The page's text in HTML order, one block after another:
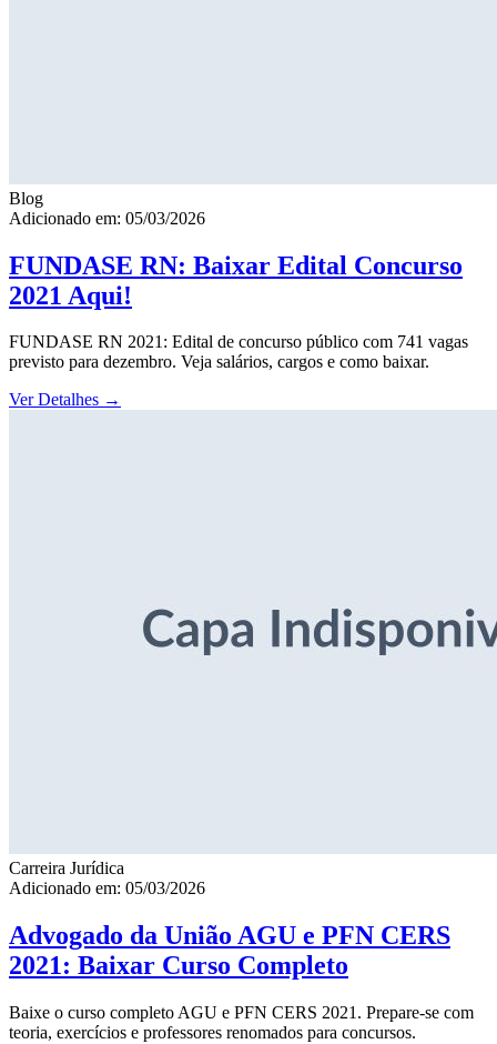
Blog
Adicionado em: 05/03/2026
FUNDASE RN: Baixar Edital Concurso
2021 Aqui!
FUNDASE RN 2021: Edital de concurso público com 741 vagas
previsto para dezembro. Veja salários, cargos e como baixar.
Ver Detalhes →
Carreira Jurídica
Adicionado em: 05/03/2026
Advogado da União AGU e PFN CERS
2021: Baixar Curso Completo
Baixe o curso completo AGU e PFN CERS 2021. Prepare-se com
teoria, exercícios e professores renomados para concursos.